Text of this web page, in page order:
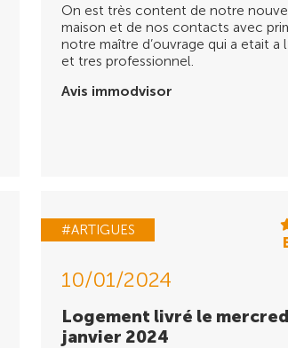
On est très content de notre
maison et de nos contacts avec
notre maître d’ouvrage qui a etait a
et tres professionnel.
Avis immodvisor
#ARTIGUES
10/01/2024
Logement livré le
janvier 2024